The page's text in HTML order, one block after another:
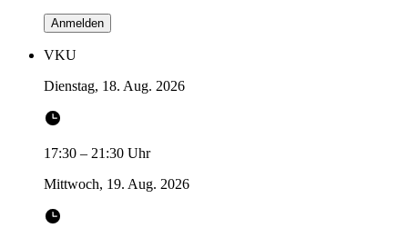
Anmelden
VKU
Dienstag, 18. Aug. 2026
17:30 – 21:30 Uhr
Mittwoch, 19. Aug. 2026